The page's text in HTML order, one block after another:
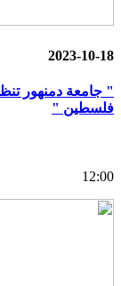
2023-10-18
" جامعة دمنهور
فلسطين "
12:00